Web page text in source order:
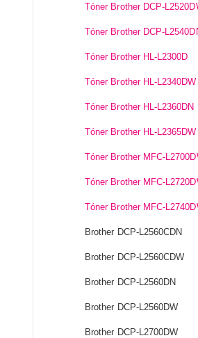
Tóner Brother DCP-
Tóner Brother DCP-
Tóner Brother HL-L2300D
Tóner Brother HL-L2340DW
Tóner Brother HL-L2360DN
Tóner Brother HL-L2365DW
Tóner Brother MFC-
Tóner Brother MFC-
Tóner Brother MFC-
Brother DCP-L2560CDN
Brother DCP-L2560CDW
Brother DCP-L2560DN
Brother DCP-L2560DW
Brother DCP-L2700DW